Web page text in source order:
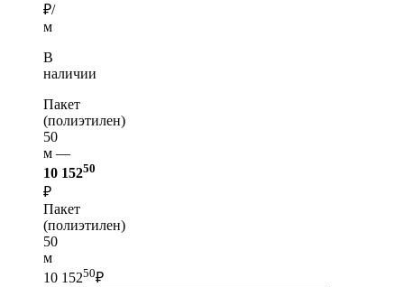
₽/
м
В
наличии
Пакет
(полиэтилен)
50
м —
10 15250
₽
Пакет
(полиэтилен)
50
м
10 15250₽